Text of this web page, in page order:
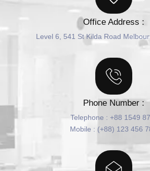
Office Address :
Level 6, 541 St Kilda Road
Phone Number :
Telephone : +88 1549
Mobile : (+88) 123 456